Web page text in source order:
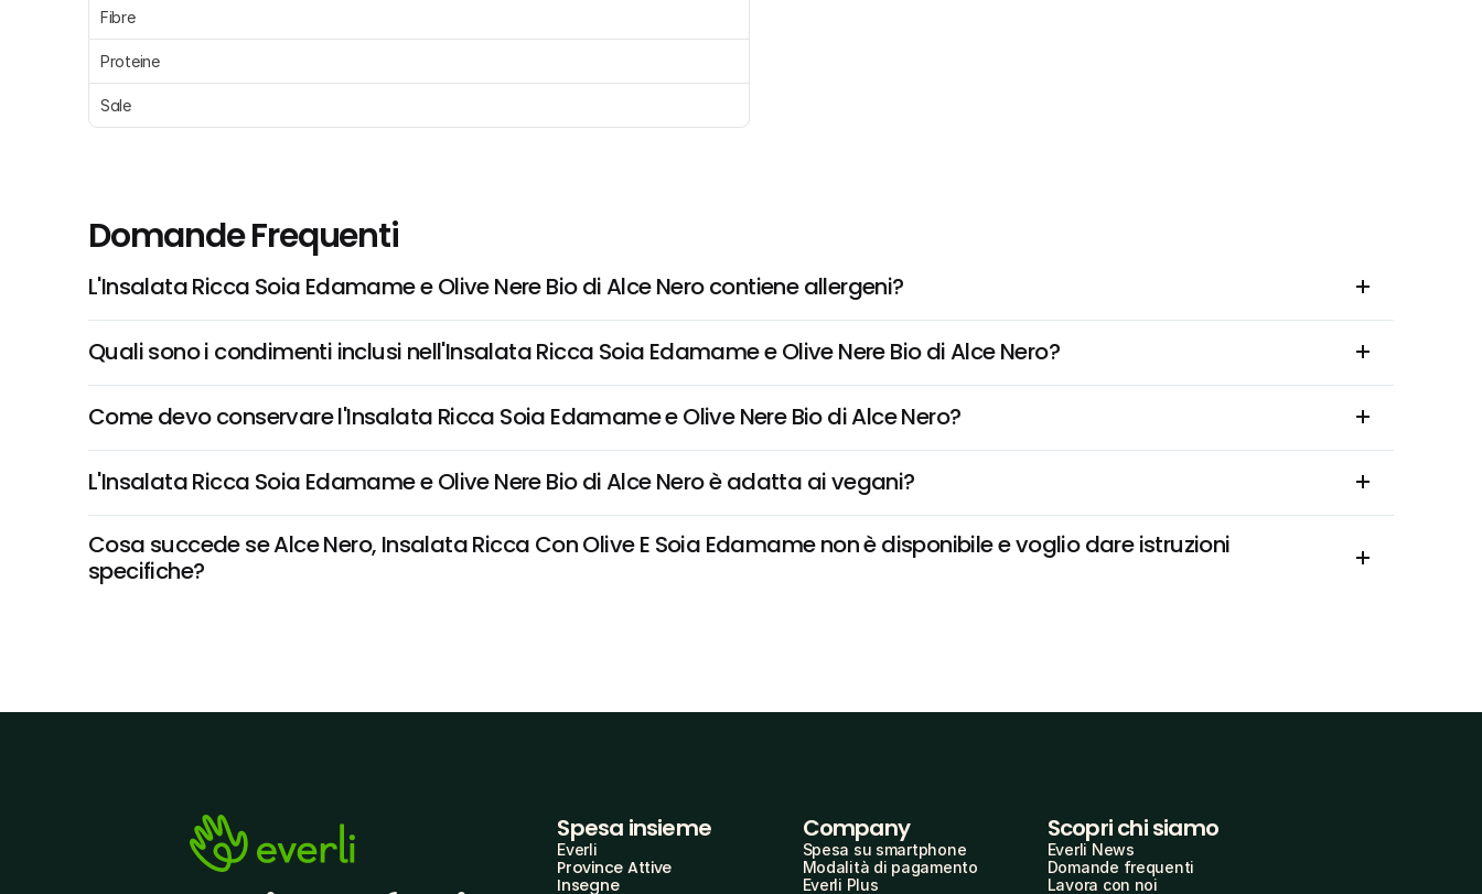
Fibre
Proteine
Sale
Domande Frequenti
L'Insalata Ricca Soia Edamame e Olive Nere Bio di Alce Nero contiene allergeni?
Quali sono i condimenti inclusi nell'Insalata Ricca Soia Edamame e Olive Nere Bio di Alce Nero?
Come devo conservare l'Insalata Ricca Soia Edamame e Olive Nere Bio di Alce Nero?
L'Insalata Ricca Soia Edamame e Olive Nere Bio di Alce Nero è adatta ai vegani?
Cosa succede se Alce Nero, Insalata Ricca Con Olive E Soia Edamame non è disponibile e voglio dare istruzioni
specifiche?
Spesa insieme
Everli
Province Attive
Insegne
Company
Spesa su smartphone
Modalità di pagamento
Everli Plus
Scopri chi siamo
Everli News
Domande frequenti
Lavora con noi